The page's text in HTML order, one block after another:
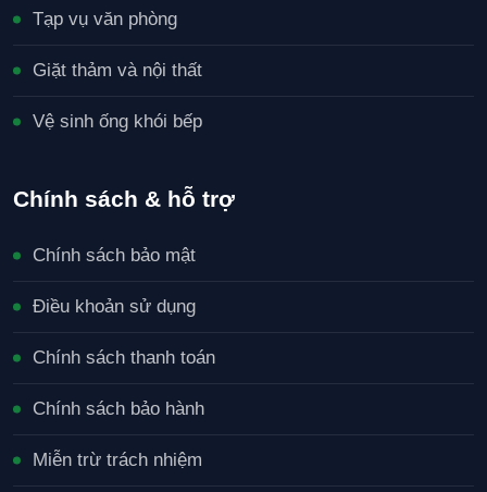
Tạp vụ văn phòng
Giặt thảm và nội thất
Vệ sinh ống khói bếp
Chính sách & hỗ trợ
Chính sách bảo mật
Điều khoản sử dụng
Chính sách thanh toán
Chính sách bảo hành
Miễn trừ trách nhiệm